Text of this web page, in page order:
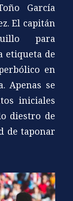
García
El capitán
para
etiqueta de
en
Apenas se
iniciales
diestro de
de taponar